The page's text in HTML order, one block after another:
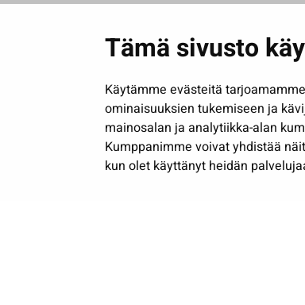
Tämä sivusto
Käytämme evästeitä
ominaisuuksien tukemiseen ja
mainosalan ja analytiikka-alan
Kumppanimme voivat yhdistää
kun olet käyttänyt heidän